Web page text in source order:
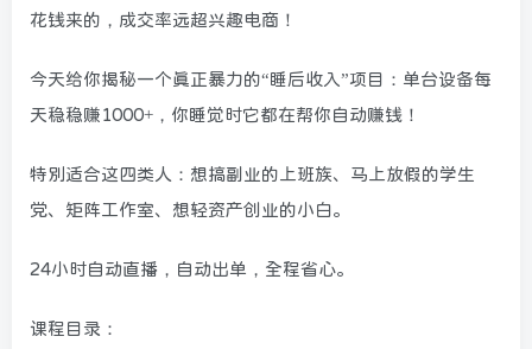
花钱来的，成交率远超兴趣电商！
今天给你揭秘一个真正暴力的“睡后收入”项目：单台设备每
天稳稳赚1000+，你睡觉时它都在帮你自动赚钱！
特别适合这四类人：想搞副业的上班族、马上放假的学生
党、矩阵工作室、想轻资产创业的小白。
24小时自动直播，自动出单，全程省心。
课程目录：